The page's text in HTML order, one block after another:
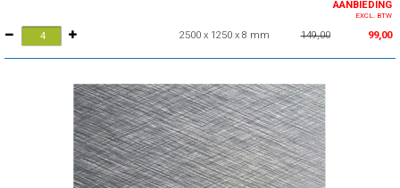
AANBIEDING
EXCL. BTW
2500 x 1250 x 8 mm 149,00 99,00